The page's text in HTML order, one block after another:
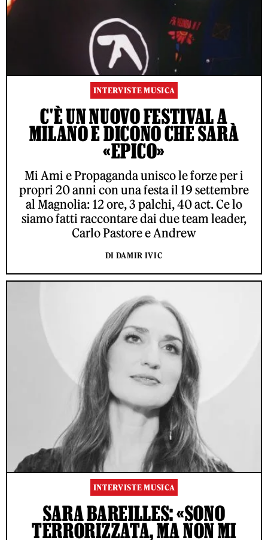
INTERVISTE MUSICA
C'È UN NUOVO FESTIVAL A
MILANO E DICONO CHE SARÀ
«EPICO»
Mi Ami e Propaganda unisco le forze per i
propri 20 anni con una festa il 19 settembre
al Magnolia: 12 ore, 3 palchi, 40 act. Ce lo
siamo fatti raccontare dai due team leader,
Carlo Pastore e Andrew
DI DAMIR IVIC
INTERVISTE MUSICA
SARA BAREILLES: «SONO
TERRORIZZATA, MA NON MI